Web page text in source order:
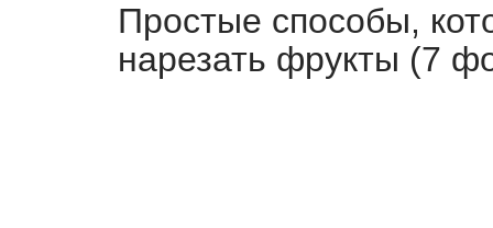
Простые способы,
нарезать фрукты (7